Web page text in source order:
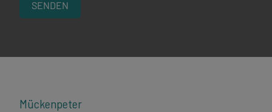
Mückenpeter